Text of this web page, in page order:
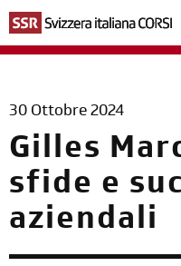
contenuto
principale
Gilles
sfide e
aziendali
30 Ottobre 2024